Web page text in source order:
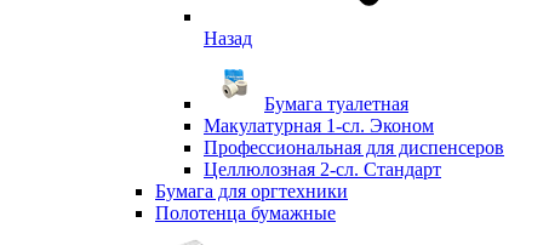
Назад
Бумага туалетная
Макулатурная 1-сл. Эконом
Профессиональная для диспенсеров
Целлюлозная 2-сл. Стандарт
Бумага для оргтехники
Полотенца бумажные